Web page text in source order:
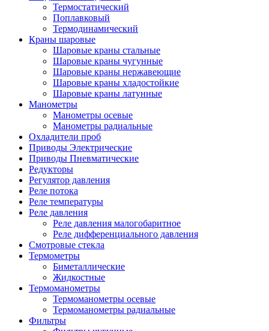
Термостатический
Поплавковый
Термодинамический
Краны шаровые
Шаровые краны стальные
Шаровые краны чугунные
Шаровые краны нержавеющие
Шаровые краны хладостойкие
Шаровые краны латунные
Манометры
Манометры осевые
Манометры радиальные
Охладители проб
Приводы Электрические
Приводы Пневматические
Редукторы
Регулятор давления
Реле потока
Реле температуры
Реле давления
Реле давления малогобаритное
Реле дифференциального давления
Смотровые стекла
Термометры
Биметаллические
Жидкостные
Термоманометры
Термоманометры осевые
Термоманометры радиальные
Фильтры